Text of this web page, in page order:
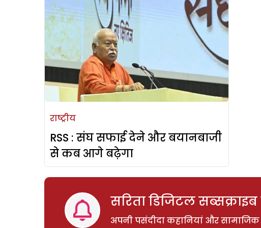
राष्ट्रीय
RSS : संघ सफाई देने और बयानबाजी
से कब आगे बढ़ेगा
सरिता डिजिटल
अपनी पसंदीदा कहानियां और सामाजिक